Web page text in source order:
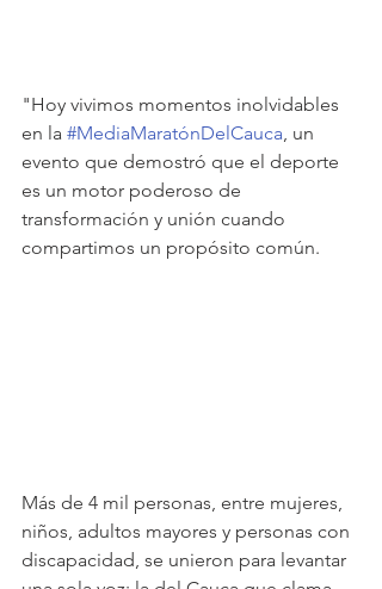
"Hoy vivimos momentos inolvidables
en la #MediaMaratónDelCauca, un
evento que demostró que el deporte
es un motor poderoso de
transformación y unión cuando
compartimos un propósito común.
Más de 4 mil personas, entre mujeres,
niños, adultos mayores y personas con
discapacidad, se unieron para levantar